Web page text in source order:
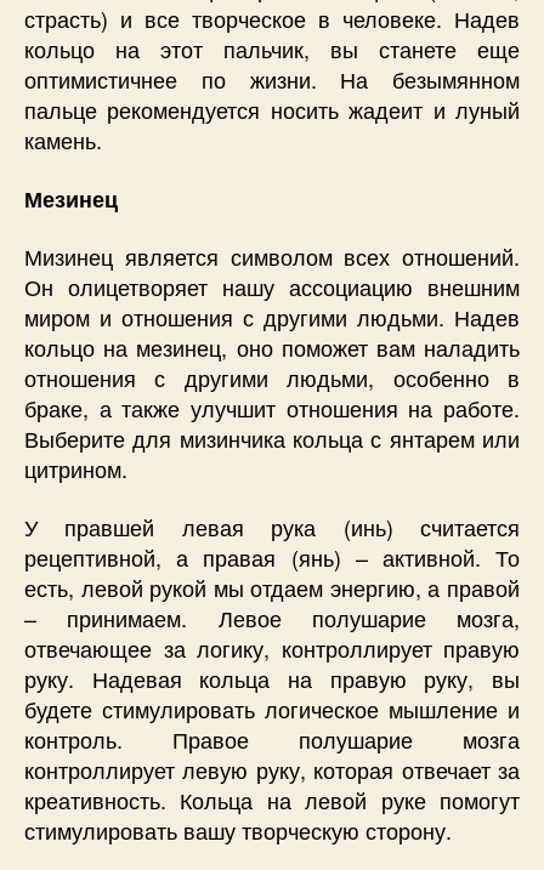
страсть) и все творческое в человеке. Надев
кольцо на этот пальчик, вы станете еще
оптимистичнее по жизни. На безымянном
пальце рекомендуется носить жадеит и луный
камень.
Мезинец
Мизинец является символом всех отношений.
Он олицетворяет нашу ассоциацию внешним
миром и отношения с другими людьми. Надев
кольцо на мезинец, оно поможет вам наладить
отношения с другими людьми, особенно в
браке, а также улучшит отношения на работе.
Выберите для мизинчика кольца с янтарем или
цитрином.
У правшей левая рука (инь) считается
рецептивной, а правая (янь) – активной. То
есть, левой рукой мы отдаем энергию, а правой
– принимаем. Левое полушарие мозга,
отвечающее за логику, контроллирует правую
руку. Надевая кольца на правую руку, вы
будете стимулировать логическое мышление и
контроль. Правое полушарие мозга
контроллирует левую руку, которая отвечает за
креативность. Кольца на левой руке помогут
стимулировать вашу творческую сторону.